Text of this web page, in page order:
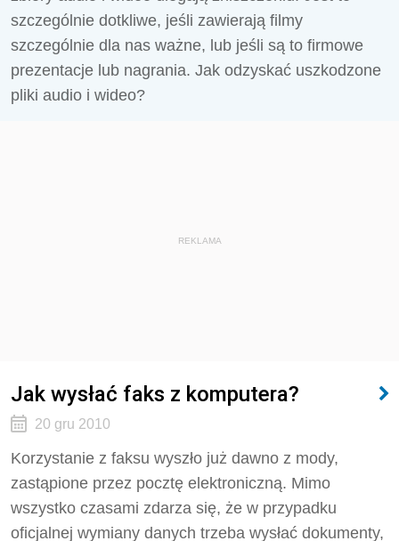
szczególnie dotkliwe, jeśli zawierają filmy
szczególnie dla nas ważne, lub jeśli są to firmowe
prezentacje lub nagrania. Jak odzyskać uszkodzone
pliki audio i wideo?
REKLAMA
Jak wysłać faks z komputera?
20 gru 2010
Korzystanie z faksu wyszło już dawno z mody,
zastąpione przez pocztę elektroniczną. Mimo
wszystko czasami zdarza się, że w przypadku
oficjalnej wymiany danych trzeba wysłać dokumenty,